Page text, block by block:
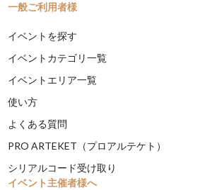
一般ご利用者様
イベントを探す
イベントカテゴリ一覧
イベントエリア一覧
使い方
よくある質問
PRO ARTEKET（プロアルテケト）
シリアルコード受け取り
イベント主催者様へ